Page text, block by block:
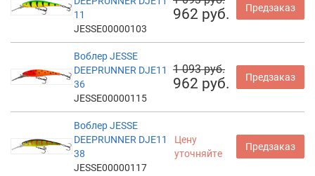
11
JESSE00000103
962 руб. Предзаказ
Воблер JESSE
DEEPRUNNER DJE11
36
JESSE00000115
1 093 руб.
962 руб. Предзаказ
Воблер JESSE
DEEPRUNNER DJE11
38
JESSE00000117
Цену
уточняйте
Предзаказ